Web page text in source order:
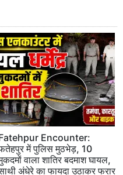
Encounter:
में पुलिस मुठभेड़, 10
वाला शातिर बदमाश घायल,
अंधेरे का फायदा उठाकर फरार